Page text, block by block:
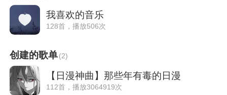
我喜欢的音乐
128首，播放506次
创建的歌单(2)
【日漫神曲】那些年有毒的日漫
112首，播放3064919次